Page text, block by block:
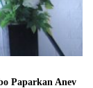
Paparkan Anev